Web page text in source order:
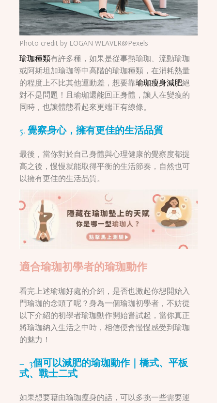
Photo credit by LOGAN WEAVER@Pexels
瑜珈種類有許多種，如果是從事熱瑜珈、流動瑜珈
或阿斯坦加瑜珈等中高階的瑜珈種類，在消耗熱量
的程度上不比其他運動差，想要靠瑜珈瘦身減肥絕
對不是問題！且瑜珈還能回正身體，讓人在變瘦的
同時，也讓體態看起來更端正有線條。
5. 覺察身心，擁有更佳的生活品質
最後，當你對於自己身體與心理健康的覺察度都提
高之後，慢慢就能取得平衡的生活節奏，自然也可
以擁有更佳的生活品質。
適合瑜珈初學者的瑜珈動作
看完上述瑜珈好處的介紹，是否也激起你想開始入
門瑜珈的念頭了呢？身為一個瑜珈初學者，不妨從
以下介紹的初學者瑜珈動作開始嘗試起，當你真正
將瑜珈納入生活之中時，相信便會慢慢感受到瑜珈
的魅力！
– 3個可以減肥的瑜珈動作｜橋式、平板
式、戰士二式
如果想要藉由瑜珈瘦身的話，可以多挑一些需要運